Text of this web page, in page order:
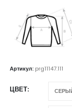
Артикул: prg11147.111
ЦВЕТ